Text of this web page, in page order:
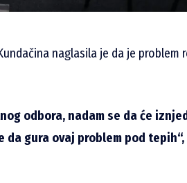
naglasila je da je problem
odbora, nadam se da će
gura ovaj problem pod tepih“,